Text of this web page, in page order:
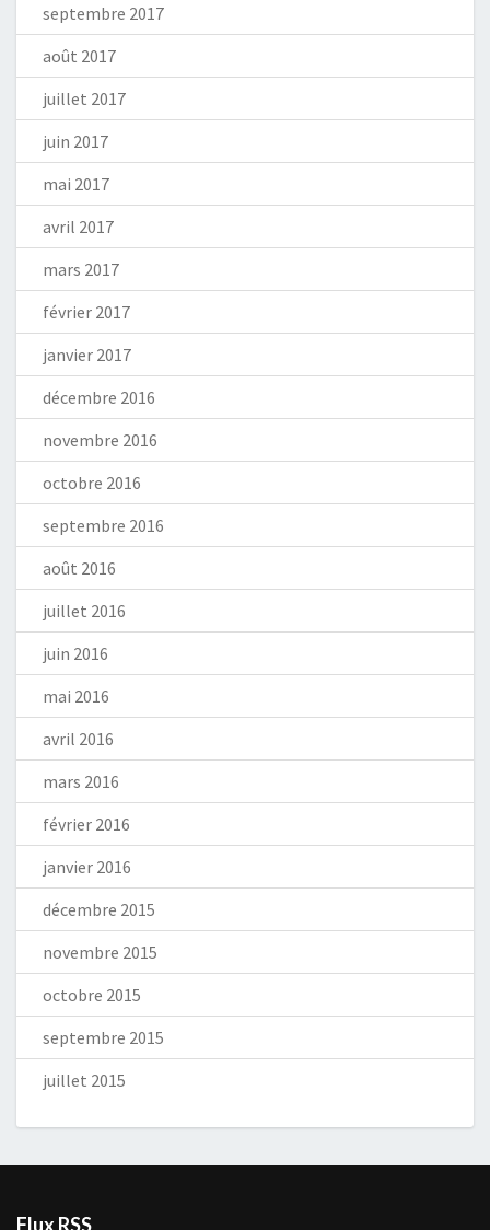
septembre 2017
août 2017
juillet 2017
juin 2017
mai 2017
avril 2017
mars 2017
février 2017
janvier 2017
décembre 2016
novembre 2016
octobre 2016
septembre 2016
août 2016
juillet 2016
juin 2016
mai 2016
avril 2016
mars 2016
février 2016
janvier 2016
décembre 2015
novembre 2015
octobre 2015
septembre 2015
juillet 2015
Flux RSS